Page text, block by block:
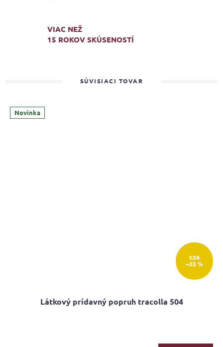
VIAC NEŽ
15 ROKOV SKÚSENOSTÍ
SÚVISIACI TOVAR
Novinka
€24
–33 %
Látkový prídavný popruh tracolla 504